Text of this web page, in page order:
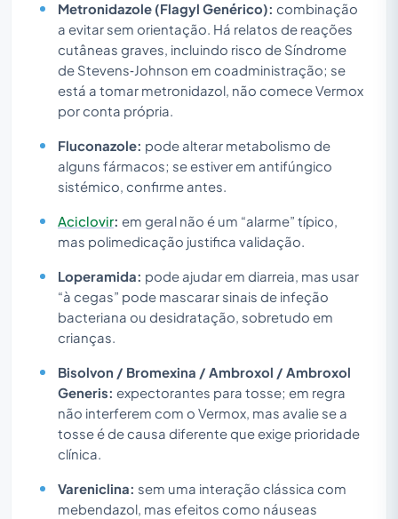
Metronidazole (Flagyl Genérico): combinação
a evitar sem orientação. Há relatos de reações
cutâneas graves, incluindo risco de Síndrome
de Stevens‑Johnson em coadministração; se
está a tomar metronidazol, não comece Vermox
por conta própria.
Fluconazole: pode alterar metabolismo de
alguns fármacos; se estiver em antifúngico
sistémico, confirme antes.
Aciclovir: em geral não é um “alarme” típico,
mas polimedicação justifica validação.
Loperamida: pode ajudar em diarreia, mas usar
“à cegas” pode mascarar sinais de infeção
bacteriana ou desidratação, sobretudo em
crianças.
Bisolvon / Bromexina / Ambroxol / Ambroxol
Generis: expectorantes para tosse; em regra
não interferem com o Vermox, mas avalie se a
tosse é de causa diferente que exige prioridade
clínica.
Vareniclina: sem uma interação clássica com
mebendazol, mas efeitos como náuseas